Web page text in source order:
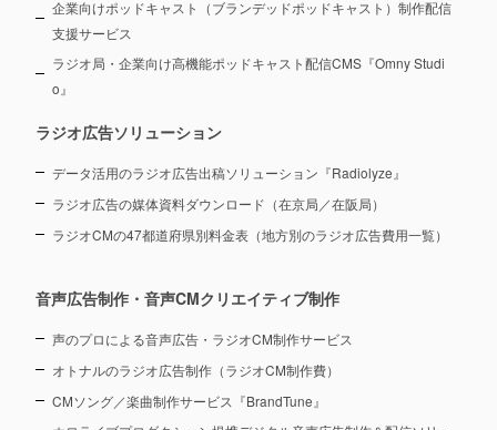
企業向けポッドキャスト（ブランデッドポッドキャスト）制作配信
支援サービス
ラジオ局・企業向け高機能ポッドキャスト配信CMS『Omny Studi
o』
ラジオ広告ソリューション
データ活用のラジオ広告出稿ソリューション『Radiolyze』
ラジオ広告の媒体資料ダウンロード（在京局／在阪局）
ラジオCMの47都道府県別料金表（地方別のラジオ広告費用一覧）
音声広告制作・音声CMクリエイティブ制作
声のプロによる音声広告・ラジオCM制作サービス
オトナルのラジオ広告制作（ラジオCM制作費）
CMソング／楽曲制作サービス『BrandTune』